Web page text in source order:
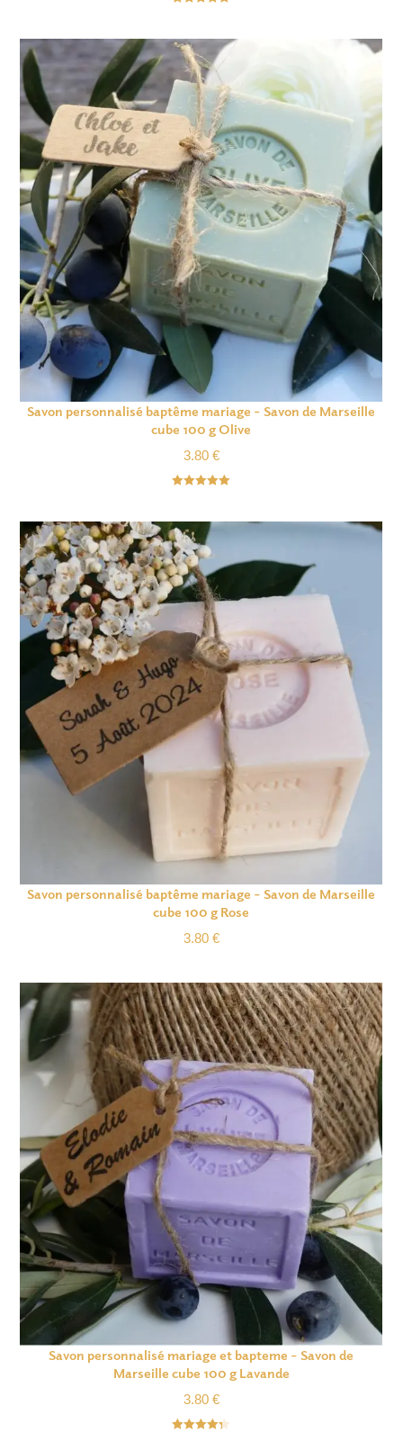
Savon personnalisé baptême mariage – Savon de Marseille
cube 100 g Olive
3.80 €
Savon personnalisé baptême mariage – Savon de Marseille
cube 100 g Rose
3.80 €
Savon personnalisé mariage et bapteme – Savon de
Marseille cube 100 g Lavande
3.80 €